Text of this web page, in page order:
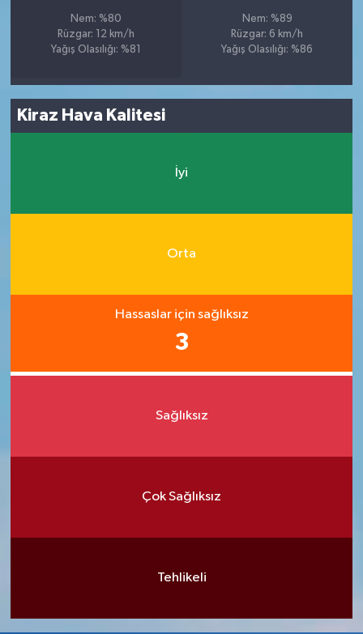
Nem: %80
Rüzgar: 12 km/h
Yağış Olasılığı: %81
Nem: %89
Rüzgar: 6 km/h
Yağış Olasılığı: %86
Kiraz Hava Kalitesi
İyi
Orta
Hassaslar için sağlıksız
3
Sağlıksız
Çok Sağlıksız
Tehlikeli